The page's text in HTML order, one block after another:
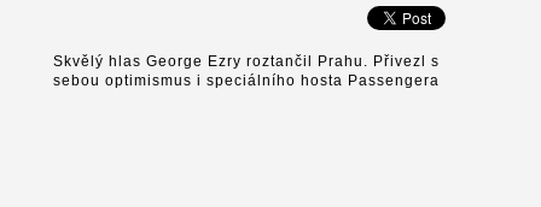
Skvělý hlas George Ezry roztančil Prahu. Přivezl s
sebou optimismus i speciálního hosta Passengera